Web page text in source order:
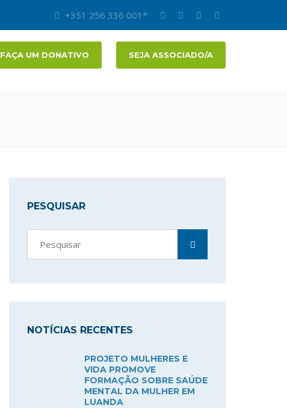
+351 256 336 001*
FAÇA UM DONATIVO SEJA ASSOCIADO/A
PESQUISAR
NOTÍCIAS RECENTES
PROJETO MULHERES E
VIDA PROMOVE
FORMAÇÃO SOBRE SAÚDE
MENTAL DA MULHER EM
LUANDA